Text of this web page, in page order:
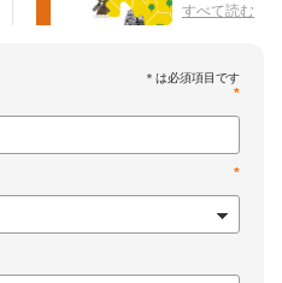
すべて読む
*
*